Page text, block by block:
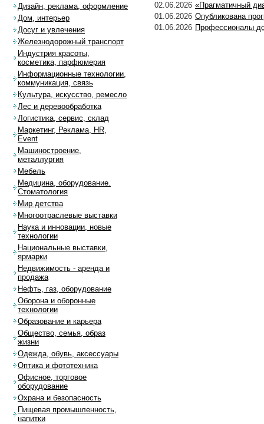
02.06.2026 «Прагматичный
01.06.2026 Опубликована
01.06.2026 Профессионалы
Дизайн, реклама, оформление
Дом, интерьер
Досуг и увлечения
Железнодорожный транспорт
Индустрия красоты,
косметика, парфюмерия
Информационные технологии,
коммуникация, связь
Культура, искусство, ремесло
Лес и деревообработка
Логистика, сервис, склад
Маркетинг, Реклама, HR,
Event
Машиностроение,
металлургия
Мебель
Медицина, оборудование.
Стоматология
Мир детства
Многоотраслевые выставки
Наука и инновации, новые
технологии
Национальные выставки,
ярмарки
Недвижимость - аренда и
продажа
Нефть, газ, оборудование
Оборона и оборонные
технологии
Образование и карьера
Общество, семья, образ
жизни
Одежда, обувь, аксессуары
Оптика и фототехника
Офисное, торговое
оборудование
Охрана и безопасность
Пищевая промышленность,
напитки